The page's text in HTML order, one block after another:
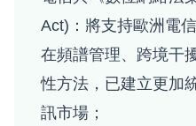
Act)：將支持歐洲電
在頻譜管理、跨境干
性方法，已建立更加
訊市場；